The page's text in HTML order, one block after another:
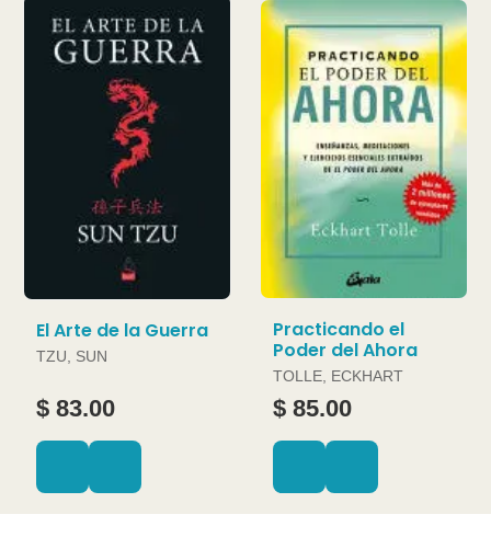
El Arte de la Guerra
TZU, SUN
$ 83.00
Practicando el
Poder del Ahora
TOLLE, ECKHART
$ 85.00